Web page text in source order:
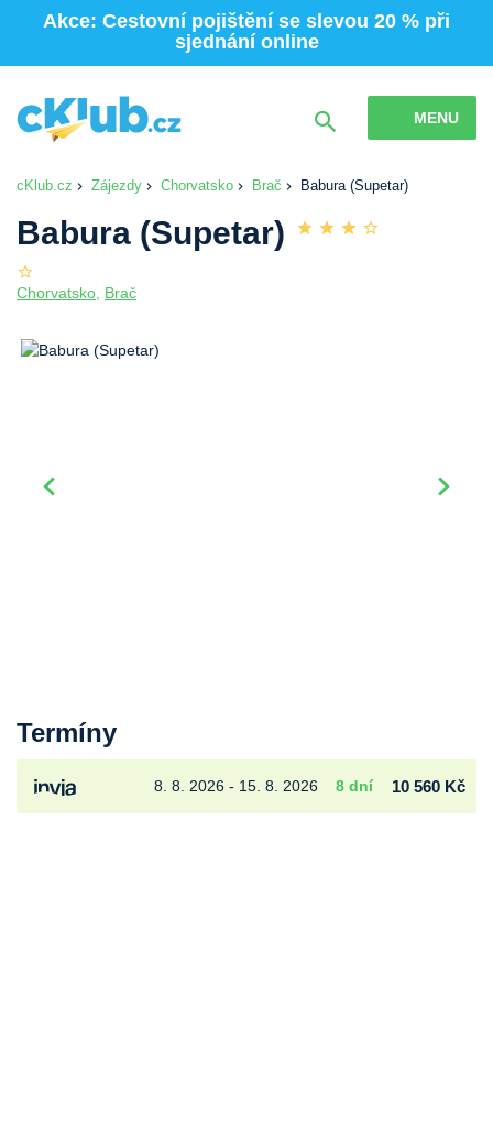
Akce: Cestovní pojištění se slevou 20 % při
sjednání online
MENU
cKlub.cz Zájezdy Chorvatsko Brač Babura (Supetar)
Babura (Supetar)
Chorvatsko, Brač
Termíny
8. 8. 2026 - 15. 8. 2026 8 dní 10 560 Kč